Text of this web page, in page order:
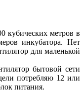
кубических метров в
инкубатора. Нет
для маленькой
бытовой сети
потребляю 12 или
питания.